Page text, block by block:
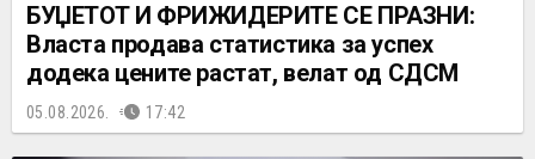
БУЏЕТОТ И ФРИЖИДЕРИТЕ СЕ ПРАЗНИ:
Власта продава статистика за успех
додека цените растат, велат од СДСМ
05.08.2026. 17:42